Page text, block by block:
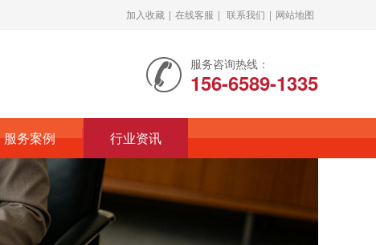
加入收藏 | 在线客服 | 联系我们 | 网站地图
服务咨询热线：
156-6589-1335
服务案例 行业资讯